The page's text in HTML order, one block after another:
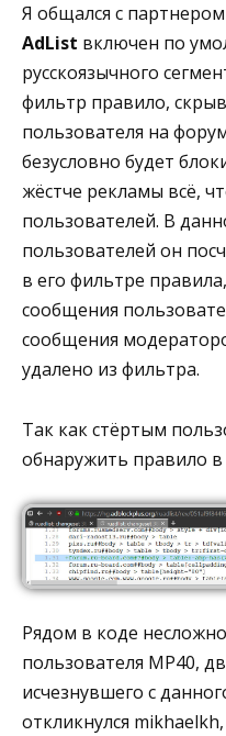
Я общался с
AdList включен по
русскоязычного
фильтр правило,
пользователя на
безусловно будет
жёстче рекламы всё,
пользователей. В
пользователей он
в его фильтре
сообщения
сообщения
удалено из фильтра.
Так как стёртым
обнаружить правило
Рядом в коде
пользователя MP40,
исчезнувшего с
откликнулся